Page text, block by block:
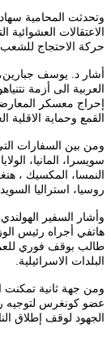
وتحدثت المحامية
الاعتقالات
حركة الاحتجاج
أشار د. يوسف جبارين،
العربية الى أزمة
إحراج معسكر
القمع وحماية الاقلية
ومن بين السفارات
سويسرا، المانيا،
النمسا، المكسيك ،
روسيا، استراليا
وأشار السفير
هاتفي أجراه رئيس
طالب بوقف فوري
البلدات الاسرائيلية.
عضو كونغرس لتوجيه
الجهود لوقف إطلاق